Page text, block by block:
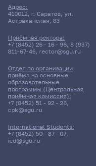
Русский
7101гр.,
Яблочкова
Д/о
Место не
24 июня
Русский
Адрес:
410012, г. Саратов, ул.
Астраханская, 83
Приёмная ректора:
+7 (8452) 26 - 16 - 96, 8 (937)
811-67-46, rector@sgu.ru
Отдел по организации
приёма на основные
образовательные
программы (Центральная
приёмная комиссия):
+7 (8452) 51 - 92 - 26,
cpk@sgu.ru
International Students:
+7 (8452) 50 - 87 - 07,
ied@sgu.ru